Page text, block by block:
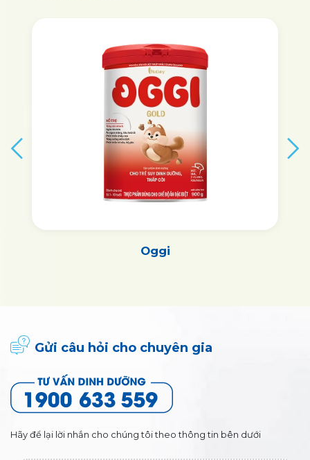
Oggi
Gửi câu hỏi cho chuyên gia
Hãy để lại lời nhắn cho chúng tôi theo thông tin bên dưới